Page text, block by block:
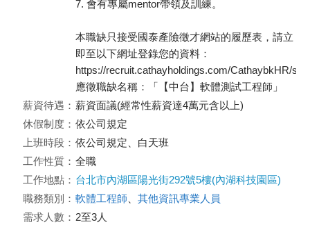
7. 會有專屬mentor帶領及訓練。
本職缺只接受國泰產險徵才網站的履歷表，請立
即至以下網址登錄您的資料：
https://recruit.cathayholdings.com/CathaybkHR/
應徵職缺名稱：「【中台】軟體測試工程師」
薪資待遇： 薪資面議(經常性薪資達4萬元含以上)
休假制度： 依公司規定
上班時段： 依公司規定、白天班
工作性質： 全職
工作地點： 台北市內湖區陽光街292號5樓(內湖科技園區)
職務類別： 軟體工程師
其他資訊專業人員
需求人數： 2至3人